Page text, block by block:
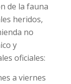
de la fauna
heridos,
no
y
oficiales:
a viernes